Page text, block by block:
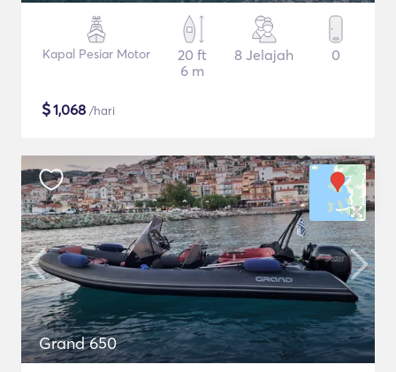
Kapal Pesiar Motor
20 ft
6 m
8 Jelajah 0
$1,068 /hari
Grand 650